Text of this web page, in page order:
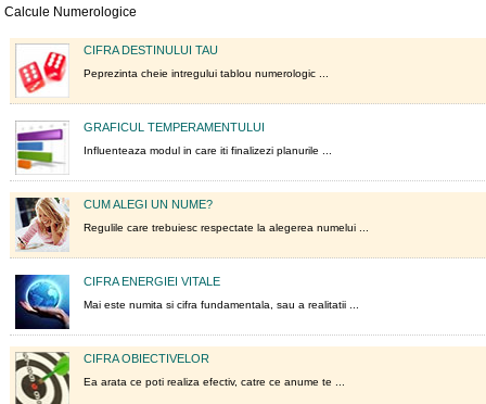
Calcule Numerologice
CIFRA DESTINULUI TAU
Peprezinta cheie intregului tablou numerologic ...
GRAFICUL TEMPERAMENTULUI
Influenteaza modul in care iti finalizezi planurile ...
CUM ALEGI UN NUME?
Regulile care trebuiesc respectate la alegerea numelui ...
CIFRA ENERGIEI VITALE
Mai este numita si cifra fundamentala, sau a realitatii ...
CIFRA OBIECTIVELOR
Ea arata ce poti realiza efectiv, catre ce anume te ...